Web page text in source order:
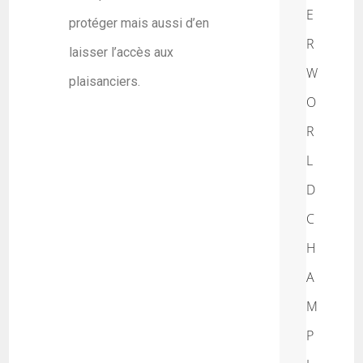
protéger mais aussi d’en
laisser l’accès aux
plaisanciers.
E
R
W
O
R
L
D
C
H
A
M
P